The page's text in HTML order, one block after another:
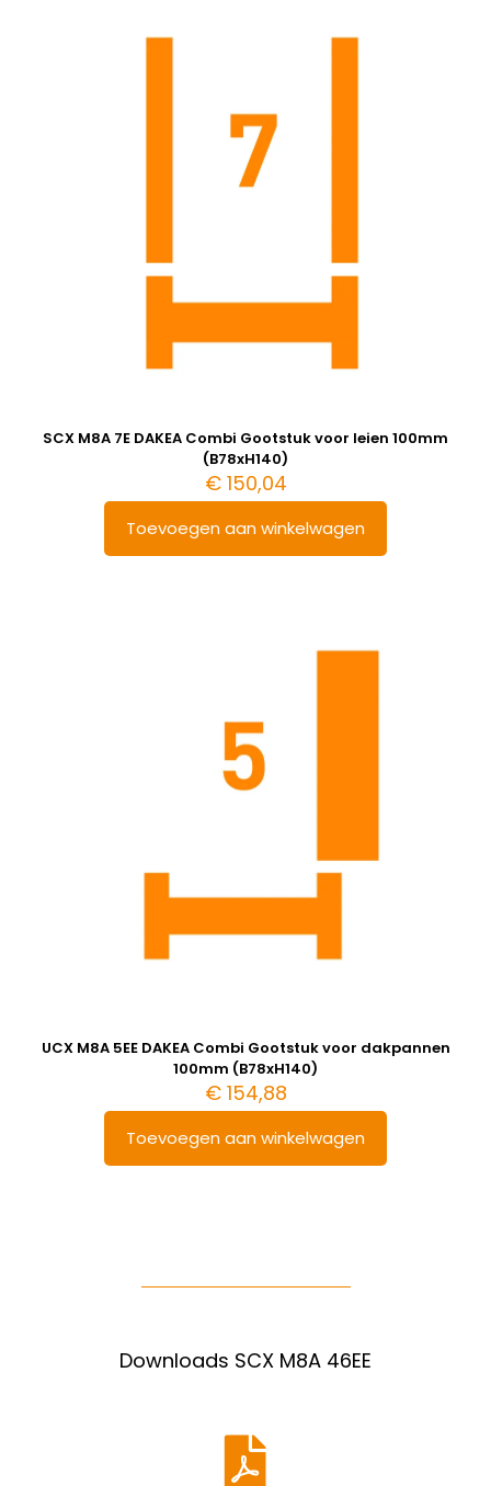
SCX M8A 7E DAKEA Combi Gootstuk voor leien 100mm
(B78xH140)
€150,04
Toevoegen aan winkelwagen
UCX M8A 5EE DAKEA Combi Gootstuk voor dakpannen
100mm (B78xH140)
€154,88
Toevoegen aan winkelwagen
Downloads SCX M8A 46EE